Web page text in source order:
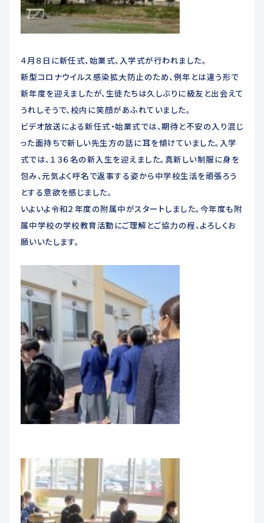
各種届出用紙ダウンロード
４月８日に新任式、始業式、入学式が行われました。
新型コロナウイルス感染拡大防止のため、例年とは違う形で
新年度を迎えましたが、生徒たちは久しぶりに級友と出会えて
うれしそうで、校内に笑顔があふれていました。
ビデオ放送による新任式・始業式では、期待と不安の入り混じ
った面持ちで新しい先生方の話に耳を傾けていました。入学
式では、１３６名の新入生を迎えました。真新しい制服に身を
包み、元気よく呼名で返事する姿から中学校生活を頑張ろう
とする意欲を感じました。
いよいよ令和２年度の附属中がスタートしました。今年度も附
属中学校の学校教育活動にご理解とご協力の程、よろしくお
願いいたします。